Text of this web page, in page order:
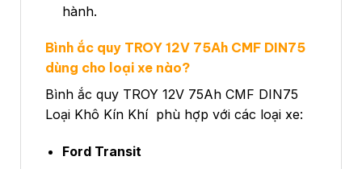
hành.
Bình ắc quy TROY 12V 75Ah CMF DIN75
dùng cho loại xe nào?
Bình ắc quy TROY 12V 75Ah CMF DIN75
Loại Khô Kín Khí phù hợp với các loại xe:
Ford Transit